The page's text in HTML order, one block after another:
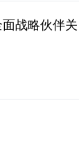
战略伙伴关